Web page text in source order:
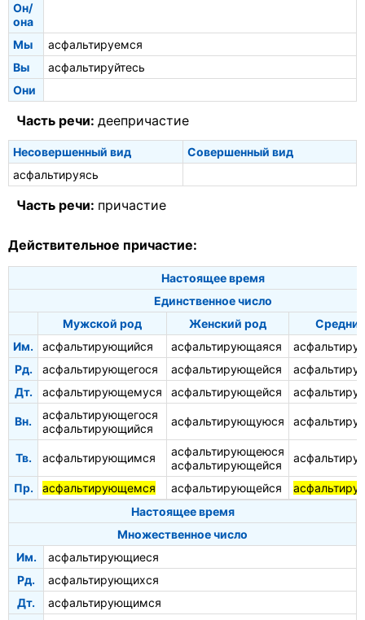
Он/
она
Мы
асфальтируемся
Вы
асфальтируйтесь
Они
Часть речи: деепричастие
Несовершенный вид
Совершенный вид
асфальтируясь
Часть речи: причастие
Действительное причастие:
Настоящее время
Единственное число
Мужской род
Женский род
Им.
асфальтирующийся асфальтирующаяся
Рд.
асфальтирующегося асфальтирующейся
Дт.
асфальтирующемуся асфальтирующейся
Вн.
асфальтирующегося
асфальтирующийся
асфальтирующуюся
Тв. асфальтирующимся
асфальтирующеюся
асфальтирующейся
Пр. асфальтирующемся асфальтирующейся
Настоящее время
Множественное число
Им.
асфальтирующиеся
Рд.
асфальтирующихся
Дт.
асфальтирующимся